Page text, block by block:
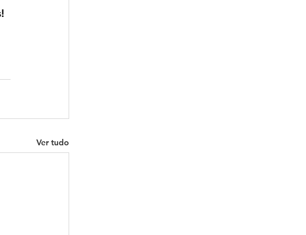
Ver tudo